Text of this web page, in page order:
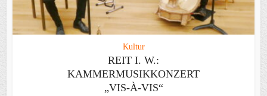
Kultur
REIT I. W.:
KAMMERMUSIKKONZERT
„VIS-À-VIS“